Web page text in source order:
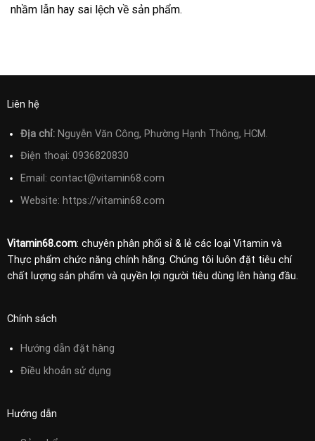
nhầm lẫn hay sai lệch về sản phẩm.
Liên hệ
Địa chỉ:Nguyễn Văn Công, Phường Hạnh Thông, HCM.
Điện thoại: 0936820830
Email: contact@vitamin68.com
Website: https://vitamin68.com
Vitamin68.com: chuyên phân phối sỉ & lẻ các loại Vitamin và
Thực phẩm chức năng chính hãng. Chúng tôi luôn đặt tiêu chí
chất lượng sản phẩm và quyền lợi người tiêu dùng lên hàng đầu.
Chính sách
Hướng dẫn đặt hàng
Điều khoản sử dụng
Hướng dẫn